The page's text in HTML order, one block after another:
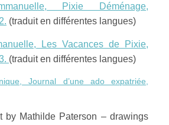
Pixie Déménage,
(traduit en différentes langues)
Les Vacances de Pixie,
(traduit en différentes langues)
Journal d’une ado expatriée,
by Mathilde Paterson – drawings